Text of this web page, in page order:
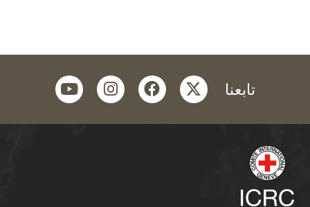
تابعنا twitter
facebook
instagram
youtube